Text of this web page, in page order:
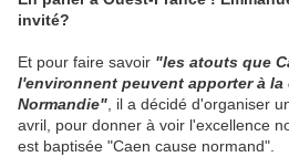
invité?
Et pour faire savoir "les atouts que
l'environnent peuvent apporter à
Normandie" , il a décidé d'organiser
avril, pour donner à voir l'excellence
est baptisée "Caen cause normand".